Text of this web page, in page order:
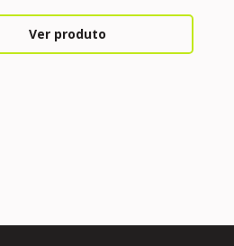
Ver produto